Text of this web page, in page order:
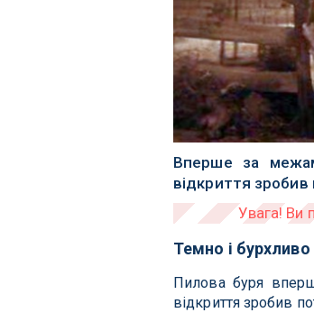
Вперше за
відкриття
Темно і бурхливо
Пилова буря
відкриття зробив